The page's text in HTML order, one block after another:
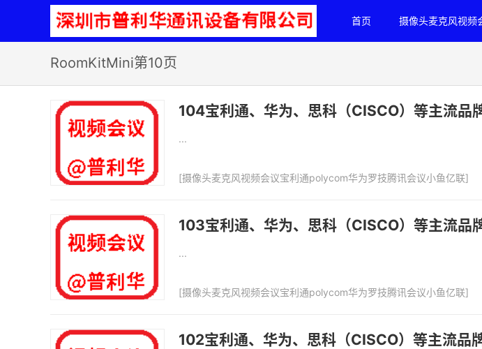
首页 摄像头麦克风视频
RoomKitMini第10页
104宝利通、华为、思科（CISCO）等主流
...
[摄像头麦克风视频会议宝利通polycom华为罗技腾讯会议小鱼亿联]
103宝利通、华为、思科（CISCO）等主流
...
[摄像头麦克风视频会议宝利通polycom华为罗技腾讯会议小鱼亿联]
102宝利通、华为、思科（CISCO）等主流